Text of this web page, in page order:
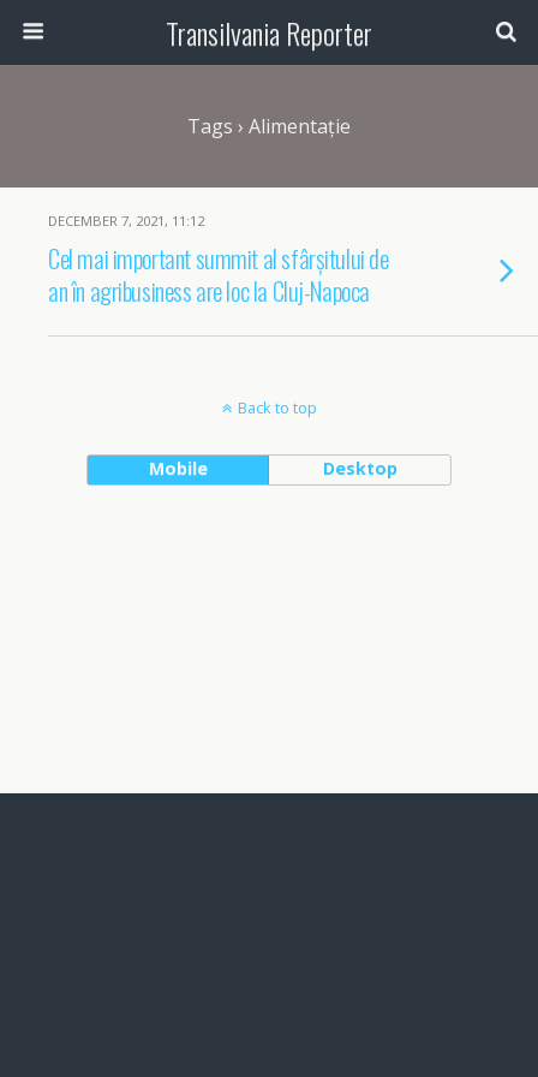
Transilvania Reporter
Tags › Alimentație
DECEMBER 7, 2021, 11:12
Cel mai important summit al sfârșitului de
an în agribusiness are loc la Cluj-Napoca
Back to top
Mobile Desktop